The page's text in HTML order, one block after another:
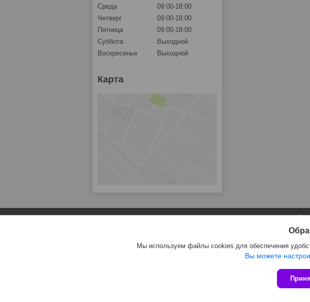
Среда
09:00-18:00
Четверг
09:00-18:00
Пятница
09:00-18:00
Суббота
Выходной
Воскресенье
Выходной
Карта
Сайт
Мы используем файлы cookies для обеспечения
Вы можете
Интернет-